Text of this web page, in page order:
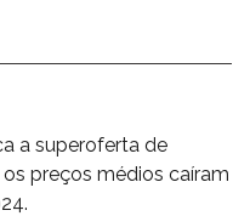
a superoferta de
preços médios caíram